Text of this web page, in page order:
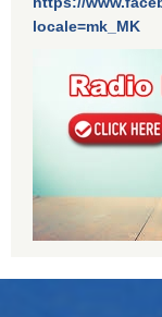
locale=mk_MK